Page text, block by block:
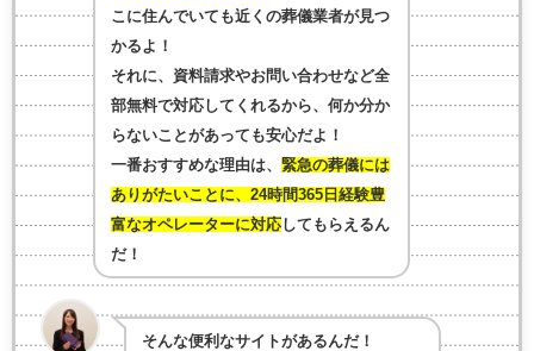
こに住んでいても近くの葬儀業者が見つ
かるよ！
それに、資料請求やお問い合わせなど全
部無料で対応してくれるから、何か分か
らないことがあっても安心だよ！
一番おすすめな理由は、 緊急の葬儀には
ありがたいことに、24時間365日経験豊
富なオペレーターに対応してもらえるん
だ！
そんな便利なサイトがあるんだ！